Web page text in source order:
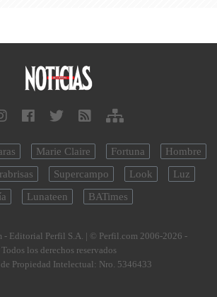
Marie Claire Fortuna
Hombre
Supercampo Look
Luz
Lunateen BATimes
Editorial Perfil S.A. | © Perfil.com 2006-2026 -
Todos los derechos reservados
Propiedad Intelectual: Nro. 5346433